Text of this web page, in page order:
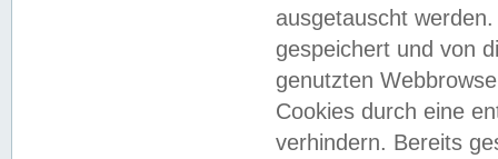
ausgetauscht
gespeichert und von
genutzten
Cookies durch eine
verhindern. Bereits